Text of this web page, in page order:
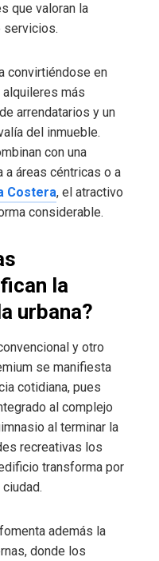
que valoran la
servicios.
convirtiéndose en
más
arrendatarios y un
del inmueble.
con una
a áreas céntricas o a
Costera, el atractivo
considerable.
la
urbana?
y otro
se manifiesta
cotidiana, pues
al complejo
al terminar la
recreativas los
transforma por
además la
donde los